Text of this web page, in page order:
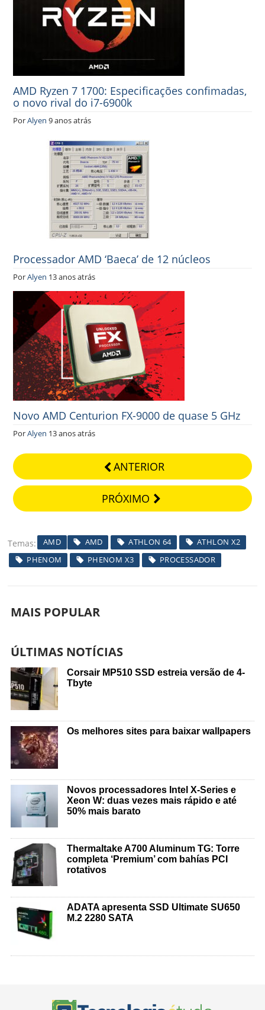
AMD Ryzen 7 1700: Especificações confimadas,
o novo rival do i7-6900k
PorAlyen 9 anos atrás
Processador AMD ‘Baeca’ de 12 núcleos
PorAlyen 13 anos atrás
Novo AMD Centurion FX-9000 de quase 5 GHz
PorAlyen 13 anos atrás
ANTERIOR
PRÓXIMO
Temas AMD AMD ATHLON 64
ATHLON X2
PHENOM
PHENOM X3 PROCESSADOR
MAIS POPULAR
ÚLTIMAS NOTÍCIAS
Corsair MP510 SSD estreia versão de 4-
Tbyte
Os melhores sites para baixar wallpapers
Novos processadores Intel X-Series e
Xeon W: duas vezes mais rápido e até
50% mais barato
Thermaltake A700 Aluminum TG: Torre
completa ‘Premium’ com bahías PCI
rotativos
ADATA apresenta SSD Ultimate SU650
M.2 2280 SATA